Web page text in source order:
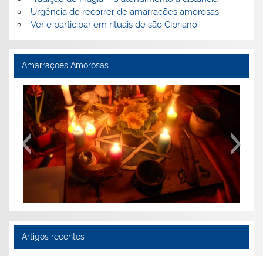
Urgência de recorrer de amarrações amorosas
Ver e participar em rituais de são Cipriano
Amarrações Amorosas
Artigos recentes